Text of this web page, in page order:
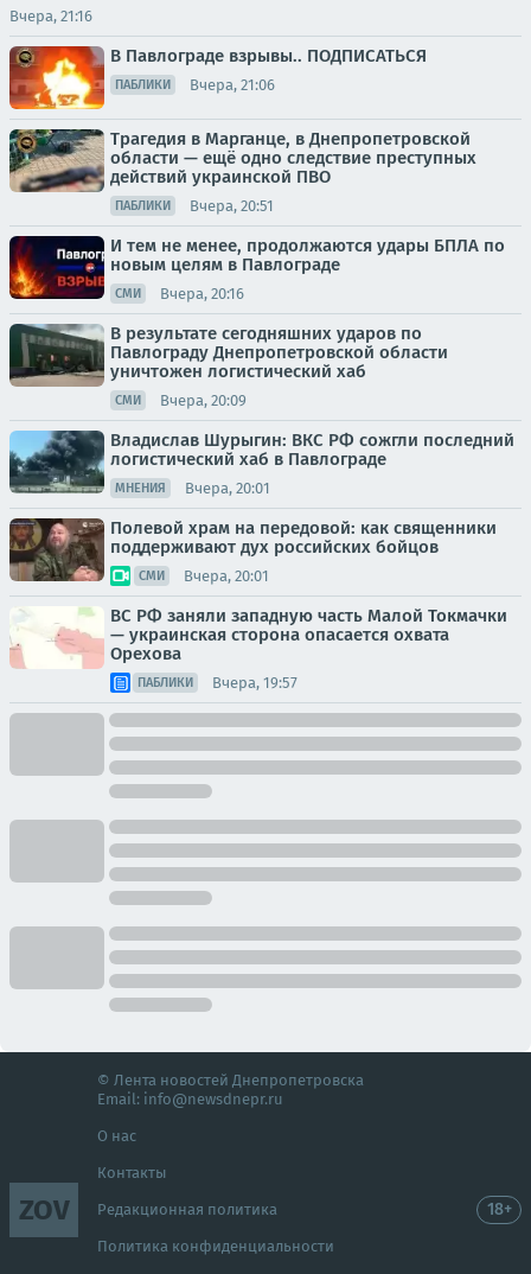
Вчера, 21:16
В Павлограде взрывы.. ПОДПИСАТЬСЯ
ПАБЛИКИ Вчера, 21:06
Трагедия в Марганце, в Днепропетровской
области — ещё одно следствие преступных
действий украинской ПВО
ПАБЛИКИ Вчера, 20:51
И тем не менее, продолжаются удары БПЛА по
новым целям в Павлограде
СМИ Вчера, 20:16
В результате сегодняшних ударов по
Павлограду Днепропетровской области
уничтожен логистический хаб
СМИ Вчера, 20:09
Владислав Шурыгин: ВКС РФ сожгли последний
логистический хаб в Павлограде
МНЕНИЯ Вчера, 20:01
Полевой храм на передовой: как священники
поддерживают дух российских бойцов
СМИ Вчера, 20:01
ВС РФ заняли западную часть Малой Токмачки
— украинская сторона опасается охвата
Орехова
ПАБЛИКИ Вчера, 19:57
ZOV
© Лента новостей Днепропетровска
Email: info@newsdnepr.ru
О нас
Контакты
Редакционная политика
Политика конфиденциальности
18+